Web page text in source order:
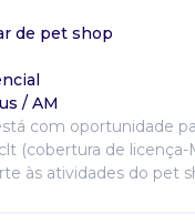
de pet shop
/ AM
com oportunidade
(cobertura de licença-
às atividades do pet